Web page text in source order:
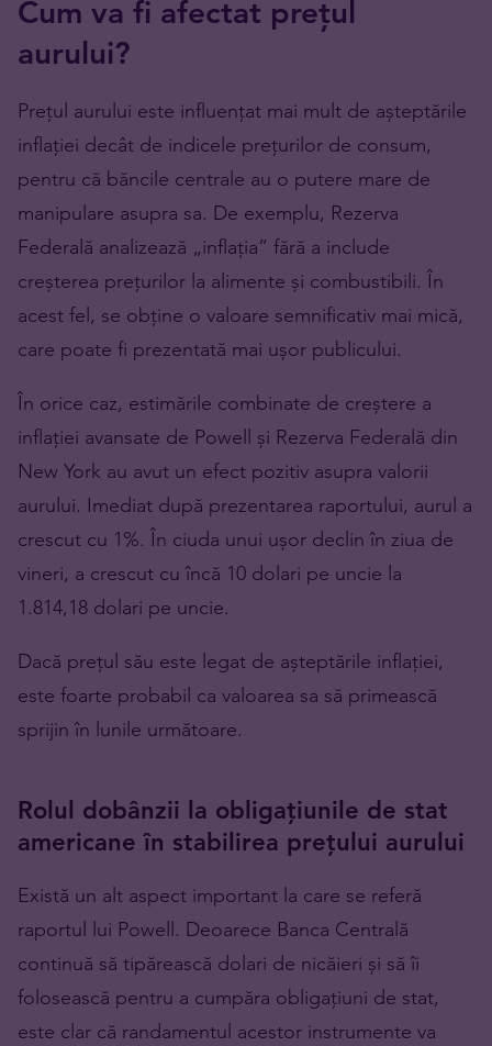
Cum va fi afectat prețul
aurului?
Prețul aurului este influențat mai mult de așteptările
inflației decât de indicele prețurilor de consum,
pentru că băncile centrale au o putere mare de
manipulare asupra sa. De exemplu, Rezerva
Federală analizează „inflația” fără a include
creșterea prețurilor la alimente și combustibili. În
acest fel, se obține o valoare semnificativ mai mică,
care poate fi prezentată mai ușor publicului.
În orice caz, estimările combinate de creștere a
inflației avansate de Powell și Rezerva Federală din
New York au avut un efect pozitiv asupra valorii
aurului. Imediat după prezentarea raportului, aurul a
crescut cu 1%. În ciuda unui ușor declin în ziua de
vineri, a crescut cu încă 10 dolari pe uncie la
1.814,18 dolari pe uncie.
Dacă prețul său este legat de așteptările inflației,
este foarte probabil ca valoarea sa să primească
sprijin în lunile următoare.
Rolul dobânzii la obligațiunile de stat
americane în stabilirea prețului aurului
Există un alt aspect important la care se referă
raportul lui Powell. Deoarece Banca Centrală
continuă să tipărească dolari de nicăieri și să îi
folosească pentru a cumpăra obligațiuni de stat,
este clar că randamentul acestor instrumente va